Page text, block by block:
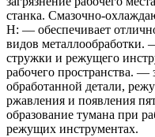
станка. Смазочно-
H: — обеспечивает
видов металлообработки.
стружки и режущего
рабочего пространства. —
обработанной детали,
ржавления и появления
образование тумана при
режущих инструментах.